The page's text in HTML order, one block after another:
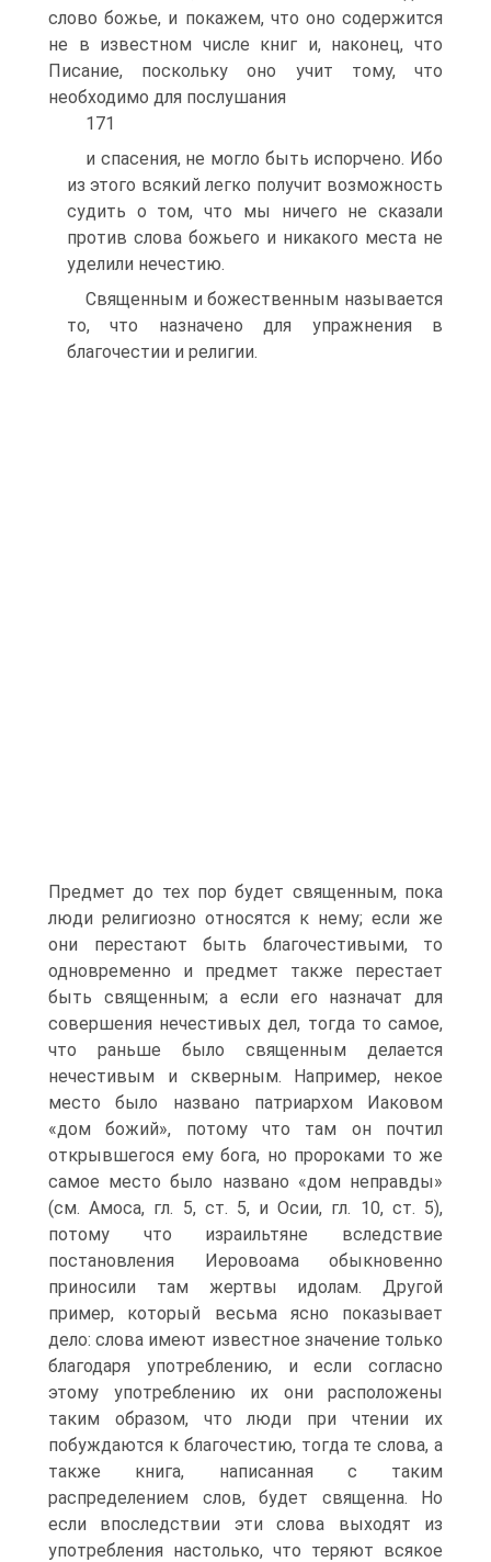
слово божье, и покажем, что оно содержится
не в известном числе книг и, наконец, что
Писание, поскольку оно учит тому, что
необходимо для послушания
171
и спасения, не могло быть испорчено. Ибо
из этого всякий легко получит возможность
судить о том, что мы ничего не сказали
против слова божьего и никакого места не
уделили нечестию.
Священным и божественным называется
то, что назначено для упражнения в
благочестии и религии.
Предмет до тех пор будет священным, пока
люди религиозно относятся к нему; если же
они перестают быть благочестивыми, то
одновременно и предмет также перестает
быть священным; а если его назначат для
совершения нечестивых дел, тогда то самое,
что раньше было священным делается
нечестивым и скверным. Например, некое
место было названо патриархом Иаковом
«дом божий», потому что там он почтил
открывшегося ему бога, но пророками то же
самое место было названо «дом неправды»
(см. Амоса, гл. 5, ст. 5, и Осии, гл. 10, ст. 5),
потому что израильтяне вследствие
постановления Иеровоама обыкновенно
приносили там жертвы идолам. Другой
пример, который весьма ясно показывает
дело: слова имеют известное значение только
благодаря употреблению, и если согласно
этому употреблению их они расположены
таким образом, что люди при чтении их
побуждаются к благочестию, тогда те слова, а
также книга, написанная с таким
распределением слов, будет священна. Но
если впоследствии эти слова выходят из
употребления настолько, что теряют всякое